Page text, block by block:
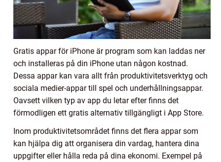
Gratis appar för iPhone är program som kan laddas ner
och installeras på din iPhone utan någon kostnad.
Dessa appar kan vara allt från produktivitetsverktyg och
sociala medier-appar till spel och underhållningsappar.
Oavsett vilken typ av app du letar efter finns det
förmodligen ett gratis alternativ tillgängligt i App Store.
Inom produktivitetsområdet finns det flera appar som
kan hjälpa dig att organisera din vardag, hantera dina
uppgifter eller hålla reda på dina ekonomi. Exempel på